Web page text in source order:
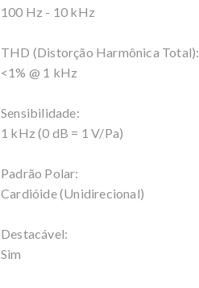
100 Hz - 10 kHz
THD (Distorção Harmônica Total):
<1% @ 1 kHz
Sensibilidade:
1 kHz (0 dB = 1 V/Pa)
Padrão Polar:
Cardióide (Unidirecional)
Destacável:
Sim